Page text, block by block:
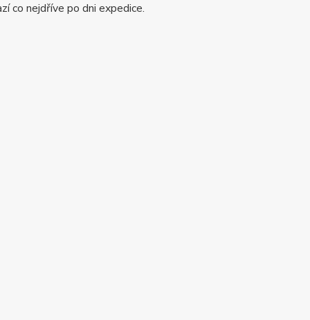
co nejdříve po dni expedice.